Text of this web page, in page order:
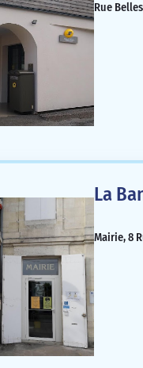
Rue
La
Mairie, 8